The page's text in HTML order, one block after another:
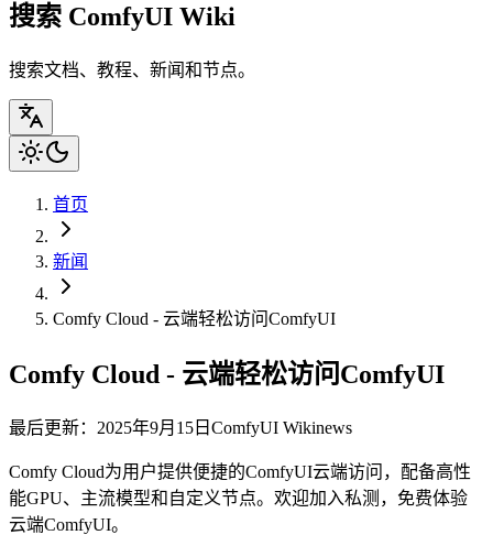
搜索 ComfyUI Wiki
搜索文档、教程、新闻和节点。
首页
新闻
Comfy Cloud - 云端轻松访问ComfyUI
Comfy Cloud - 云端轻松访问ComfyUI
最后更新：2025年9月15日 ComfyUI Wikinews
Comfy Cloud为用户提供便捷的ComfyUI云端访问，配备高性
能GPU、主流模型和自定义节点。欢迎加入私测，免费体验
云端ComfyUI。